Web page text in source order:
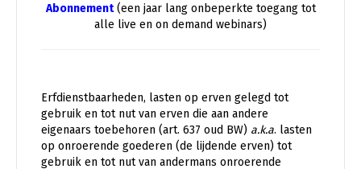
Abonnement(een jaar lang onbeperkte toegang tot
alle live en on demand webinars)
Erfdienstbaarheden, lasten op erven gelegd tot
gebruik en tot nut van erven die aan andere
eigenaars toebehoren (art. 637 oud BW) a.k.a. lasten
op onroerende goederen (de lijdende erven) tot
gebruik en tot nut van andermans onroerende